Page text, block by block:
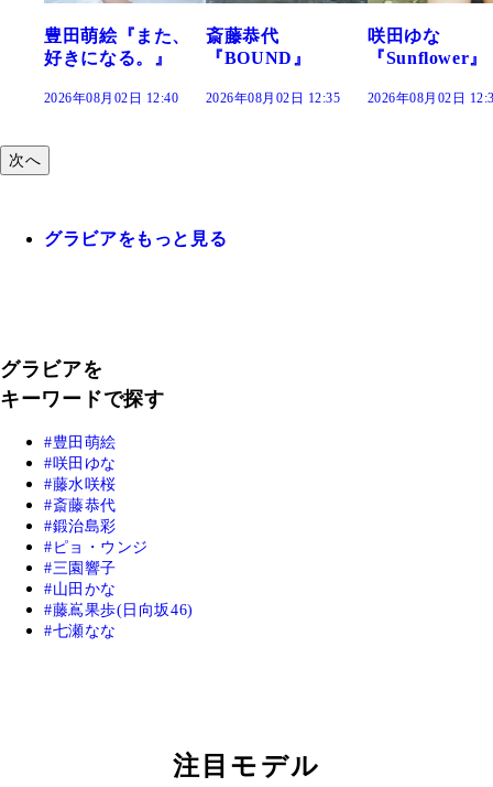
斎藤恭代
『BOUND』
2026年08月02日 12:35
咲田ゆな
『Sunflower』
2026年08月02日 12:30
藤水咲桜『花
だまり』
2026年08月02日
次へ
グラビアをもっと見る
グラビアを
キーワードで探す
豊田萌絵
咲田ゆな
藤水咲桜
斎藤恭代
鍛治島彩
ピョ・ウンジ
三園響子
山田かな
藤嶌果歩(日向坂46)
七瀬なな
注目モデル